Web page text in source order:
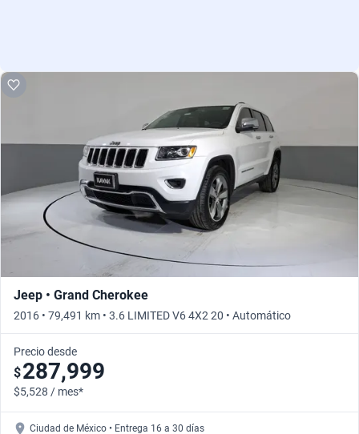
Jeep • Grand Cherokee
2016 • 79,491 km • 3.6 LIMITED V6 4X2 20 • Automático
Precio desde
$287,999
$5,528 / mes*
Ciudad de México • Entrega 16 a 30 días